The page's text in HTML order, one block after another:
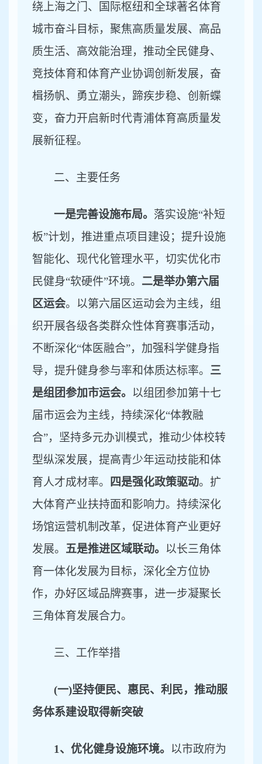
绕上海之门、国际枢纽和全球著名体育
城市奋斗目标，聚焦高质量发展、高品
质生活、高效能治理，推动全民健身、
竞技体育和体育产业协调创新发展，奋
楫扬帆、勇立潮头，蹄疾步稳、创新蝶
变，奋力开启新时代青浦体育高质量发
展新征程。
二、 主要任务
一是完善设施布局。 落实设施“补短
板”计划，推进重点项目建设；提升设施
智能化、现代化管理水平，切实优化市
民健身“软硬件”环境。 二是举办第六届
区运会。以第六届区运动会为主线，组
织开展各级各类群众性体育赛事活动，
不断深化“体医融合”，加强科学健身指
导，提升健身参与率和体质达标率。 三
是组团参加市运会。 以组团参加第十七
届市运会为主线，持续深化“体教融
合”，坚持多元办训模式，推动少体校转
型纵深发展，提高青少年运动技能和体
育人才成材率。
四是强化政策驱动。扩
大体育产业扶持面和影响力。持续深化
场馆运营机制改革，促进体育产业更好
发展。 五是推进区域联动。 以长三角体
育一体化发展为目标，深化全方位协
作，办好区域品牌赛事，进一步凝聚长
三角体育发展合力。
三、工作举措
(一)坚持便民、惠民、利民，推动服
务体系建设取得新突破
1、优化健身设施环境。 以市政府为